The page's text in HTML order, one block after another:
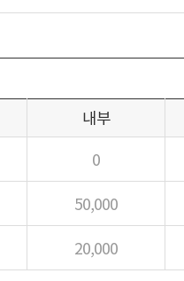
내부
0
50,000
20,000